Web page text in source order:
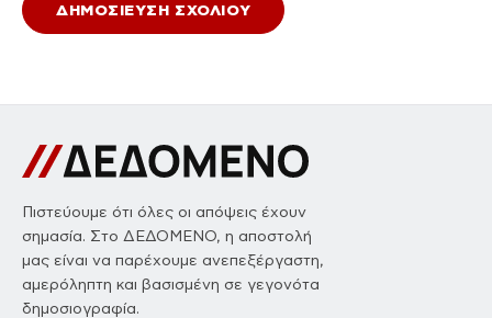
Πιστεύουμε ότι όλες οι απόψεις έχουν
σημασία. Στο ΔΕΔΟΜΕΝΟ, η αποστολή
μας είναι να παρέχουμε ανεπεξέργαστη,
αμερόληπτη και βασισμένη σε γεγονότα
δημοσιογραφία.